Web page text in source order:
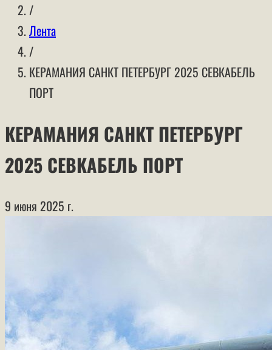
/
Лента
/
КЕРАМАНИЯ САНКТ ПЕТЕРБУРГ 2025 СЕВКАБЕЛЬ
ПОРТ
КЕРАМАНИЯ САНКТ ПЕТЕРБУРГ
2025 СЕВКАБЕЛЬ ПОРТ
9 июня 2025 г.